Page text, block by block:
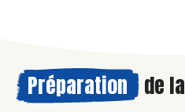
Préparation de la